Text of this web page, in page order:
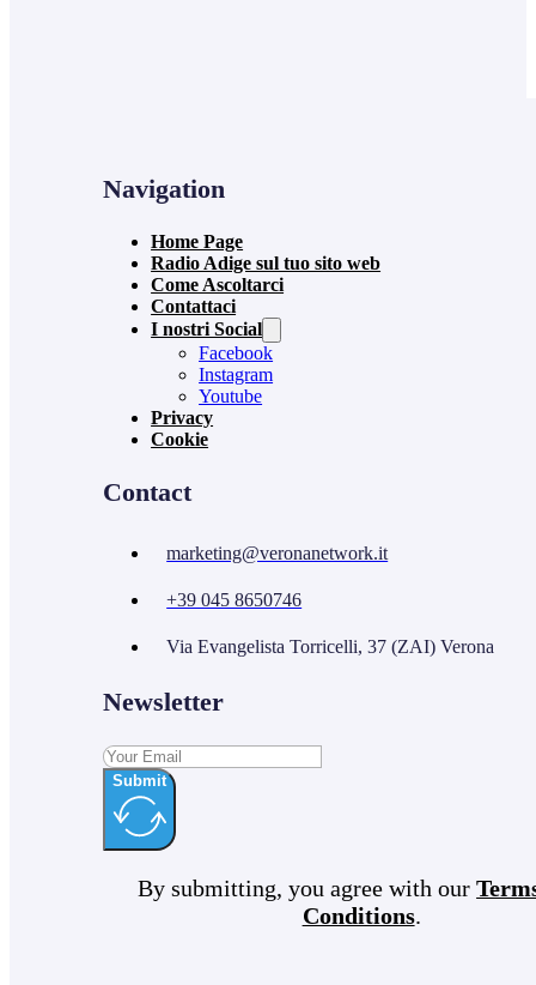
Navigation
Home Page
Radio Adige sul tuo sito web
Come Ascoltarci
Contattaci
I nostri Social
Facebook
Instagram
Youtube
Privacy
Cookie
Contact
marketing@veronanetwork.it
+39 045 8650746
Via Evangelista Torricelli, 37 (ZAI) Verona
Newsletter
Submit
By submitting, you agree with our
Conditions.